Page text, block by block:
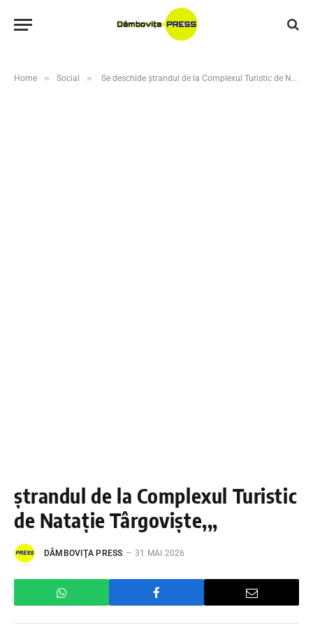
Home » Social » Se deschide ștrandul de la Complexul Turistic de Natație Târgoviște! Vara începe oficial pe 1 iunie
ștrandul de la Complexul Turistic
de Natație Târgoviște,,,
DÂMBOVIŢA PRESS 31 MAI 2026